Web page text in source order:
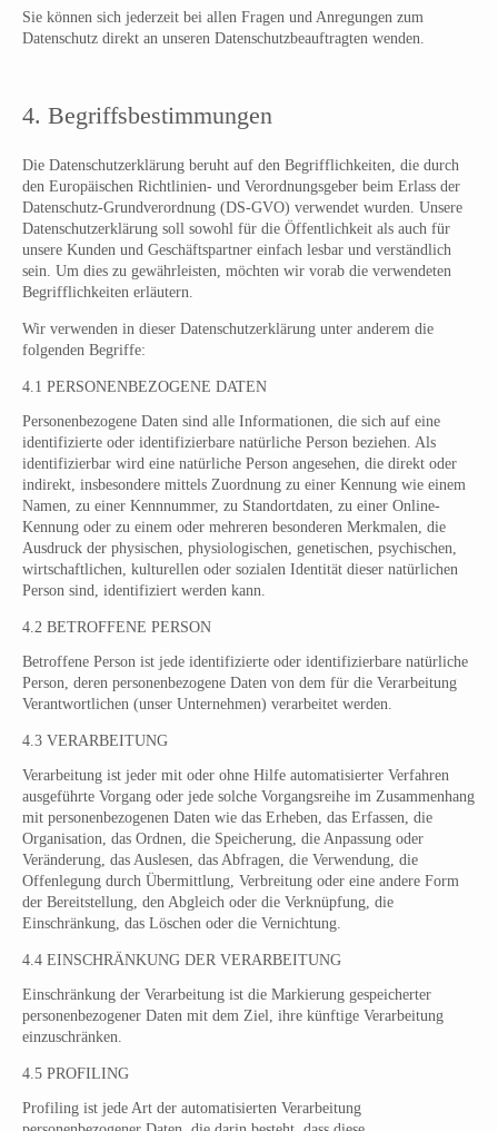
Sie können sich jederzeit bei allen Fragen und Anregungen zum
Datenschutz direkt an unseren Datenschutzbeauftragten wenden.
4. Begriffsbestimmungen
Die Datenschutzerklärung beruht auf den Begrifflichkeiten, die durch
den Europäischen Richtlinien- und Verordnungsgeber beim Erlass der
Datenschutz-Grundverordnung (DS-GVO) verwendet wurden. Unsere
Datenschutzerklärung soll sowohl für die Öffentlichkeit als auch für
unsere Kunden und Geschäftspartner einfach lesbar und verständlich
sein. Um dies zu gewährleisten, möchten wir vorab die verwendeten
Begrifflichkeiten erläutern.
Wir verwenden in dieser Datenschutzerklärung unter anderem die
folgenden Begriffe:
4.1 PERSONENBEZOGENE DATEN
Personenbezogene Daten sind alle Informationen, die sich auf eine
identifizierte oder identifizierbare natürliche Person beziehen. Als
identifizierbar wird eine natürliche Person angesehen, die direkt oder
indirekt, insbesondere mittels Zuordnung zu einer Kennung wie einem
Namen, zu einer Kennnummer, zu Standortdaten, zu einer Online-
Kennung oder zu einem oder mehreren besonderen Merkmalen, die
Ausdruck der physischen, physiologischen, genetischen, psychischen,
wirtschaftlichen, kulturellen oder sozialen Identität dieser natürlichen
Person sind, identifiziert werden kann.
4.2 BETROFFENE PERSON
Betroffene Person ist jede identifizierte oder identifizierbare natürliche
Person, deren personenbezogene Daten von dem für die Verarbeitung
Verantwortlichen (unser Unternehmen) verarbeitet werden.
4.3 VERARBEITUNG
Verarbeitung ist jeder mit oder ohne Hilfe automatisierter Verfahren
ausgeführte Vorgang oder jede solche Vorgangsreihe im Zusammenhang
mit personenbezogenen Daten wie das Erheben, das Erfassen, die
Organisation, das Ordnen, die Speicherung, die Anpassung oder
Veränderung, das Auslesen, das Abfragen, die Verwendung, die
Offenlegung durch Übermittlung, Verbreitung oder eine andere Form
der Bereitstellung, den Abgleich oder die Verknüpfung, die
Einschränkung, das Löschen oder die Vernichtung.
4.4 EINSCHRÄNKUNG DER VERARBEITUNG
Einschränkung der Verarbeitung ist die Markierung gespeicherter
personenbezogener Daten mit dem Ziel, ihre künftige Verarbeitung
einzuschränken.
4.5 PROFILING
Profiling ist jede Art der automatisierten Verarbeitung